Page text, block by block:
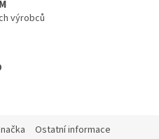
výrobců
Ostatní informace